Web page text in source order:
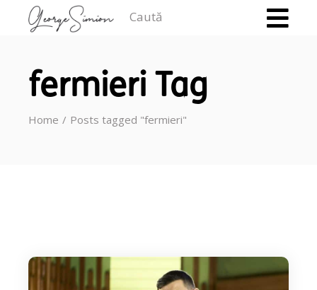
fermieri Tag
Home Posts tagged "fermieri"